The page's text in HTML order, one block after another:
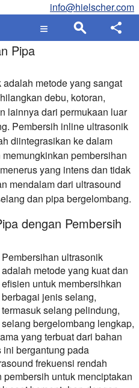
info@hielscher.com
Pipa
metode yang sangat
debu, kotoran,
lainnya dari permukaan luar
Pembersih inline ultrasonik
diintegrasikan ke dalam
pembersihan
yang intens dan tidak
mendalam dari ultrasound
dan pipa bergelombang.
dengan Pembersih
Pembersihan ultrasonik
adalah metode yang kuat dan
efisien untuk membersihkan
berbagai jenis selang,
termasuk selang pelindung,
selang bergelombang lengkap,
yang terbuat dari bahan
bergantung pada
frekuensi rendah
untuk menciptakan